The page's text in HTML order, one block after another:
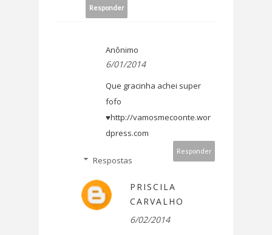
Responder
Anônimo
6/01/2014
Que gracinha achei super
fofo
♥http://vamosmecoonte.wor
dpress.com
Responder
Respostas
PRISCILA
CARVALHO
6/02/2014